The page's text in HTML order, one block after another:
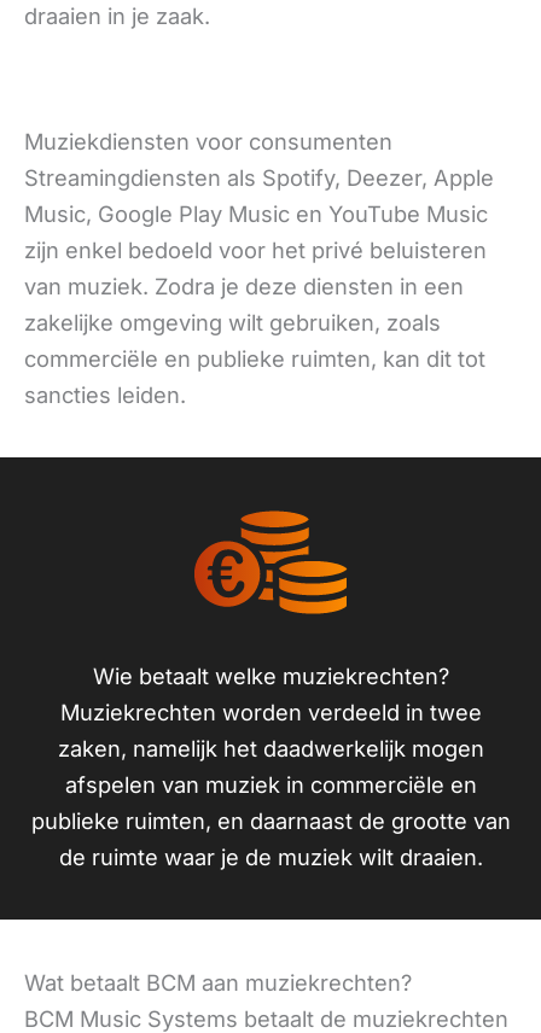
draaien in je zaak.
Muziekdiensten voor consumenten
Streamingdiensten als Spotify, Deezer, Apple
Music, Google Play Music en YouTube Music
zijn enkel bedoeld voor het privé beluisteren
van muziek. Zodra je deze diensten in een
zakelijke omgeving wilt gebruiken, zoals
commerciële en publieke ruimten, kan dit tot
sancties leiden.
Wie betaalt welke muziekrechten?
Muziekrechten worden verdeeld in twee
zaken, namelijk het daadwerkelijk mogen
afspelen van muziek in commerciële en
publieke ruimten, en daarnaast de grootte van
de ruimte waar je de muziek wilt draaien.
Wat betaalt BCM aan muziekrechten?
BCM Music Systems betaalt de muziekrechten